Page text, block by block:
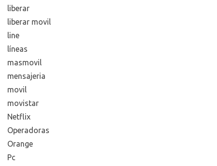
liberar
liberar movil
line
líneas
masmovil
mensajeria
movil
movistar
Netflix
Operadoras
Orange
Pc